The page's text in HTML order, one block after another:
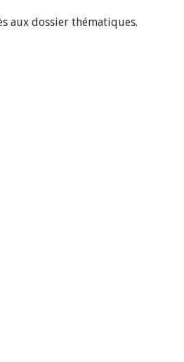
aux dossier thématiques.